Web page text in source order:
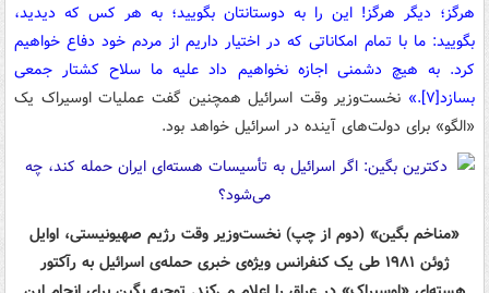
هرگز؛ دیگر هرگز! این را به دوستانتان بگویید؛ به هر کس که دیدید،
بگویید: ما با تمام امکاناتی که در اختیار داریم از مردم خود دفاع خواهیم
کرد. به هیچ دشمنی اجازه نخواهیم داد علیه ما سلاح کشتار جمعی
بسازد[۷].» نخست‌وزیر وقت اسرائیل همچنین گفت عملیات اوسیراک یک
«الگو» برای دولت‌های آینده در اسرائیل خواهد بود.
«مناخم بگین» (دوم از چپ) نخست‌وزیر وقت رژیم صهیونیستی، اوایل
ژوئن ۱۹۸۱ طی یک کنفرانس ویژه‌ی خبری حمله‌ی اسرائیل به رآکتور